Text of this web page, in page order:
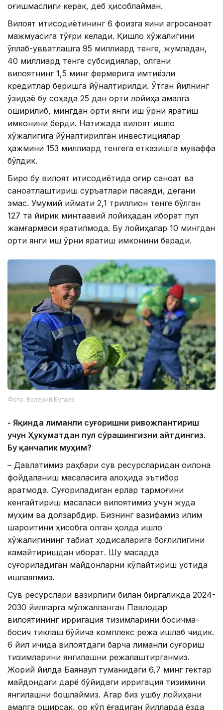
оғишмаслиги керак, деб ҳисоблайман.
Вилоят иқтисодиётининг 6 фоизга яқини агросаноат
мажмуасига тўғри келади. Қишлоқ хўжалигини
қўллаб-қувватлашга 95 миллиард тенге, жумладан,
40 миллиард тенге субсидиялар, қолгани
вилоятнинг 1,5 минг фермерига имтиёзли
кредитлар беришга йўналтирилди. Ўтган йилнинг
ўзидаёқ бу соҳада 25 дан ортиқ лойиҳа амалга
оширилиб, мингдан ортиқ янги иш ўрни яратиш
имконини берди. Натижада вилоят қишлоқ
хўжалигига йўналтирилган инвестициялар
ҳажмини 153 миллиард тенгега етказишга муваффақ
бўлдик.
Бироқ бу вилоят иқтисодиётида оғир саноат ва
саноатлаштириш суръатлари пасаяди, дегани
эмас. Умумий қиймати 2,1 триллион тенге бўлган
127 та йирик минтақавий лойиҳадан иборат пул
жамғармаси яратилмоқда. Бу лойиҳалар 10 мингдан
ортиқ янги иш ўрни яратиш имконини беради.
Фото: Валерий Бугаев
- Яқинда лиманли суғоришни ривожлантириш
учун Ҳукуматдан пул сўрашингизни айтдингиз.
Бу қанчалик муҳим?
– Давлатимиз раҳбари сув ресурсларидан оқилона
фойдаланиш масаласига алоҳида эътибор
қаратмоқда. Суғориладиган ерлар тармоғини
кенгайтириш масаласи вилоятимиз учун жуда
муҳим ва долзарбдир. Бизнинг вазифамиз иқлим
шароитини ҳисобга олган ҳолда қишлоқ
хўжалигининг табиат ҳодисаларига боғлиқлигини
камайтиришдан иборат. Шу мақсадда
суғориладиган майдонларни кўпайтириш устида
ишлаяпмиз.
Сув ресурслари вазирлиги билан биргаликда 2024-
2030 йилларга мўлжалланган Павлодар
вилоятининг ирригация тизимларини босқичма-
босқич тиклаш бўйича комплекс режа ишлаб чиқдик.
6 йил ичида вилоятдаги барча лиманли суғориш
тизимларини янгилашни режалаштирганмиз.
Жорий йилда Баянаул туманидаги 6,7 минг гектар
майдондаги дарё бўйидаги ирригация тизимини
янгилашни бошлаймиз. Агар биз ушбу лойиҳани
амалга оширсак, қор кўп ёғадиган йилларда ёзда